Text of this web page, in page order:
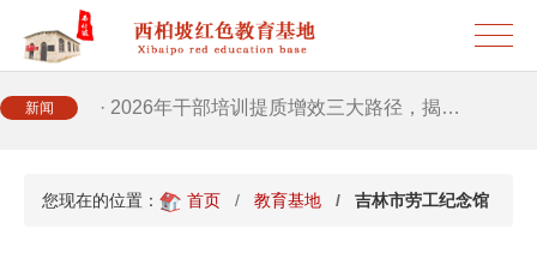
新闻
· 2026年干部培训提质增效三大路径，揭…
· 2026年干部培训提质增效三大路径，揭…
您现在的位置： 首页 教育基地 吉林市劳工纪念馆